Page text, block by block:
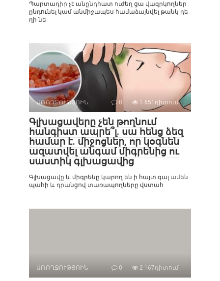
Պարտադիր չէ անընդհատ ուժեղ ցա վազրկողներ
ընդունել կամ անմիջապես համաձայնվել թանկ դե
ղի նե
ԱՌՈՂՋՈՒԹՅՈԻՆ 0 1 651դիտում
Գլխացավերը չեն թողնում
հանգիստ ապրե՞լ. սա հենց ձեզ
համար է. միջոցներ, որ կօգնեն
ազատվել անգամ միգրենից ու
սաստիկ գլխացավից
Գլխացավը և միգրենը կարող են ի հայտ գալ ամեն
պահի և դրանցով տառապողները վստահ
ԱՌՈՂՋՈՒԹՅՈԻՆ 0 2 167դիտում